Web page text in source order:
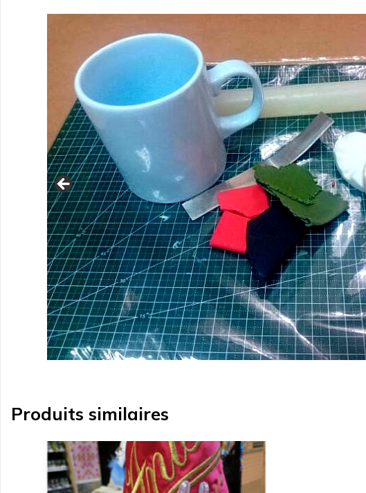
Produits similaires